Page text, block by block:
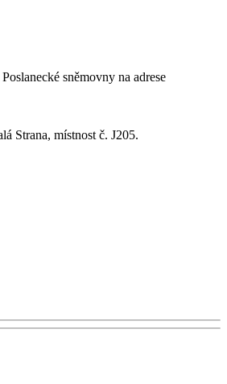
sněmovny na adrese
Strana, místnost č. J205.